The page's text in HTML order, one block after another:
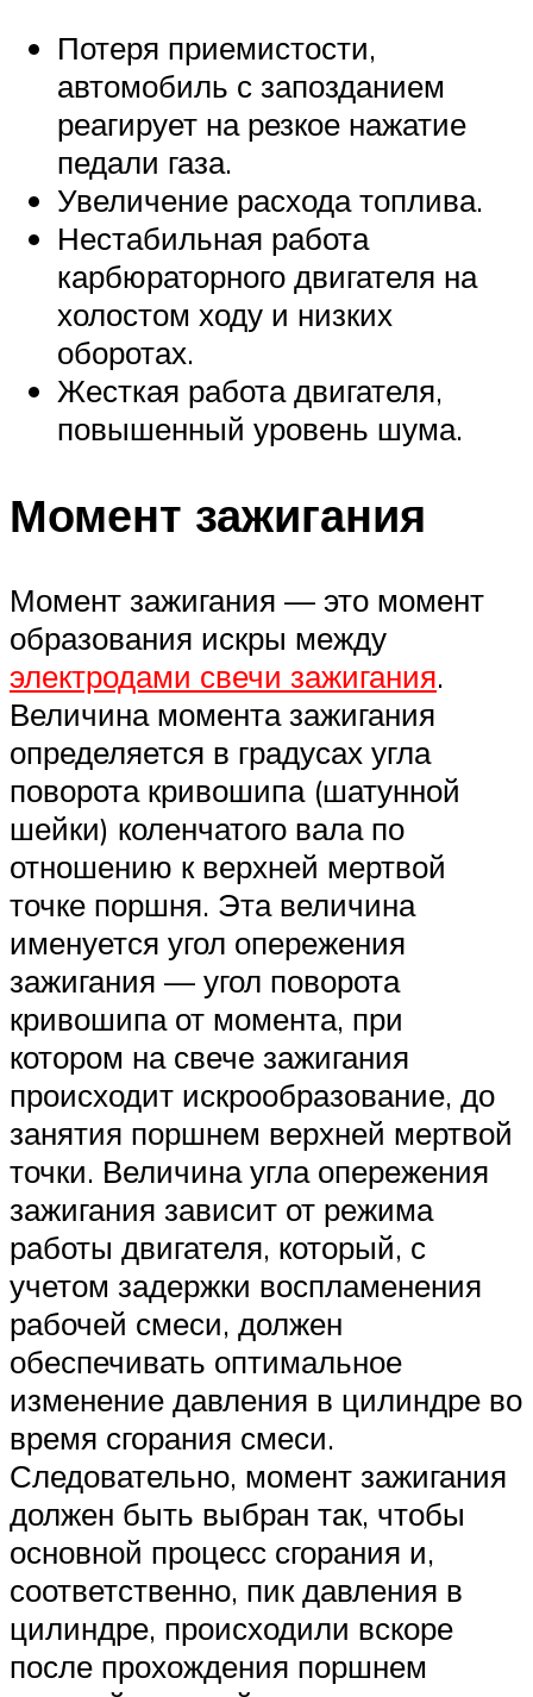
Потеря приемистости,
автомобиль с запозданием
реагирует на резкое нажатие
педали газа.
Увеличение расхода топлива.
Нестабильная работа
карбюраторного двигателя на
холостом ходу и низких
оборотах.
Жесткая работа двигателя,
повышенный уровень шума.
Момент зажигания
Момент зажигания — это момент
образования искры между
электродами свечи зажигания.
Величина момента зажигания
определяется в градусах угла
поворота кривошипа (шатунной
шейки) коленчатого вала по
отношению к верхней мертвой
точке поршня. Эта величина
именуется угол опережения
зажигания — угол поворота
кривошипа от момента, при
котором на свече зажигания
происходит искрообразование, до
занятия поршнем верхней мертвой
точки. Величина угла опережения
зажигания зависит от режима
работы двигателя, который, с
учетом задержки воспламенения
рабочей смеси, должен
обеспечивать оптимальное
изменение давления в цилиндре во
время сгорания смеси.
Следовательно, момент зажигания
должен быть выбран так, чтобы
основной процесс сгорания и,
соответственно, пик давления в
цилиндре, происходили вскоре
после прохождения поршнем